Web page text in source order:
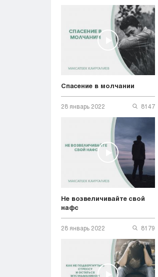
Спасение в молчании
28 январь 2022 8147
Не возвеличивайте свой
нафс
28 январь 2022 8179